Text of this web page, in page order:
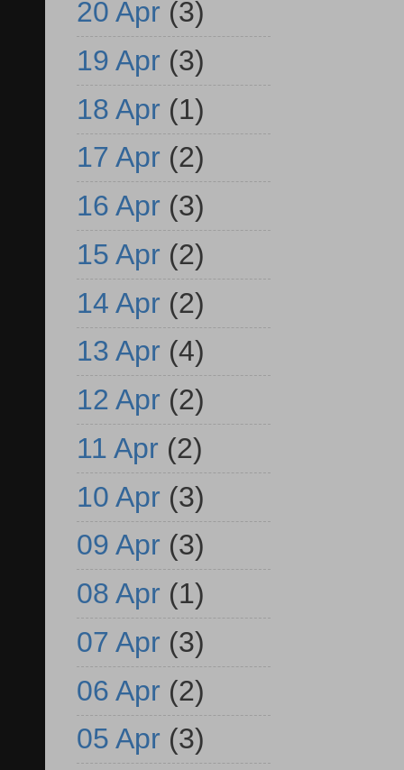
20 Apr (3)
19 Apr (3)
18 Apr (1)
17 Apr (2)
16 Apr (3)
15 Apr (2)
14 Apr (2)
13 Apr (4)
12 Apr (2)
11 Apr (2)
10 Apr (3)
09 Apr (3)
08 Apr (1)
07 Apr (3)
06 Apr (2)
05 Apr (3)